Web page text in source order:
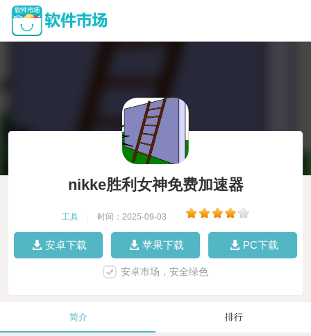
nikke胜利女神免费加速器
工具 时间：2025-09-03
安卓下载 苹果下载 PC下载
安卓市场，安全绿色
简介 排行